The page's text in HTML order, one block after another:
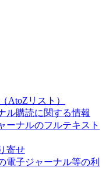
AtoZリスト）
ル購読に関する情報
ーナルのフルテキスト
寄せ
電子ジャーナル等の利